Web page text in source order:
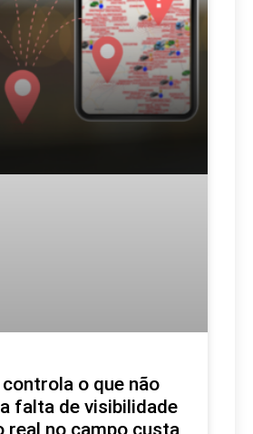
o que não
falta de visibilidade
real no campo custa